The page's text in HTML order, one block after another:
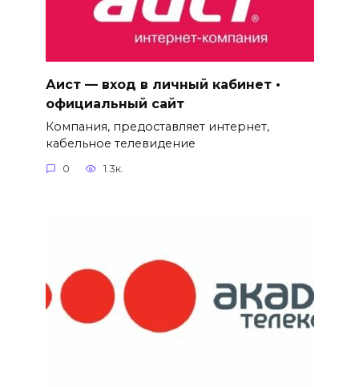
Аист — вход в личный кабинет •
официальный сайт
Компания, предоставляет интернет,
кабельное телевидение
0 1.3к.